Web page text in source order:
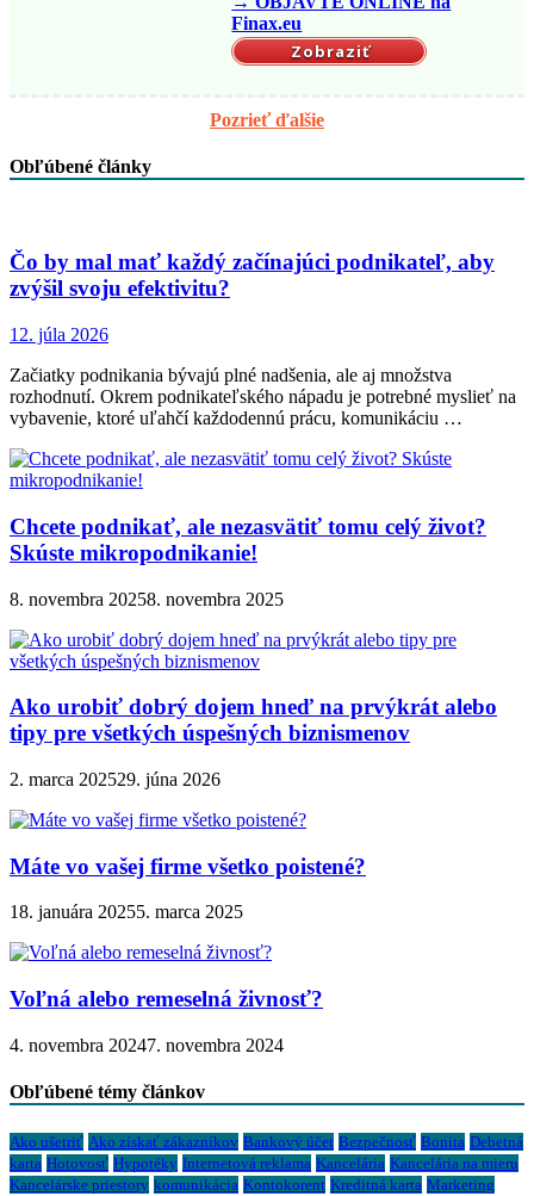
Finax.eu
Zobraziť
Pozrieť ďalšie
Obľúbené články
Čo by mal mať každý začínajúci podnikateľ, aby
zvýšil svoju efektivitu?
12. júla 2026
Začiatky podnikania bývajú plné nadšenia, ale aj množstva
rozhodnutí. Okrem podnikateľského nápadu je potrebné myslieť na
vybavenie, ktoré uľahčí každodennú prácu, komunikáciu …
Chcete podnikať, ale nezasvätiť tomu celý život?
Skúste mikropodnikanie!
8. novembra 20258. novembra 2025
Ako urobiť dobrý dojem hneď na prvýkrát alebo
tipy pre všetkých úspešných biznismenov
2. marca 202529. júna 2026
Máte vo vašej firme všetko poistené?
18. januára 20255. marca 2025
Voľná alebo remeselná živnosť?
4. novembra 20247. novembra 2024
Obľúbené témy článkov
Ako ušetriť Ako získať zákazníkov Bankový účet Bezpečnosť Bonita Debetná
karta Hotovosť Hypotéky Internetová reklama Kancelária Kancelária na mieru
Kancelárske priestory komunikácia Kontokorent Kreditná karta Marketing